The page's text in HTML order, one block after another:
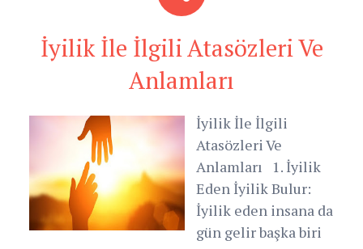
İyilik İle İlgili Atasözleri Ve
Anlamları
İyilik İle İlgili
Atasözleri Ve
Anlamları 1. İyilik
Eden İyilik Bulur:
İyilik eden insana da
gün gelir başka biri